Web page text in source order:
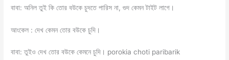
বাবা: অনিল তুই কি তোর বউকে চুদতে পারিস না, গুদ কেমন টাইট লাগে।
আংকেল : দেখ কেমন তোর বউকে চুদি।
বাবা: তুইও দেখ তোর বউকে কেমনে চুদি। porokia choti paribarik